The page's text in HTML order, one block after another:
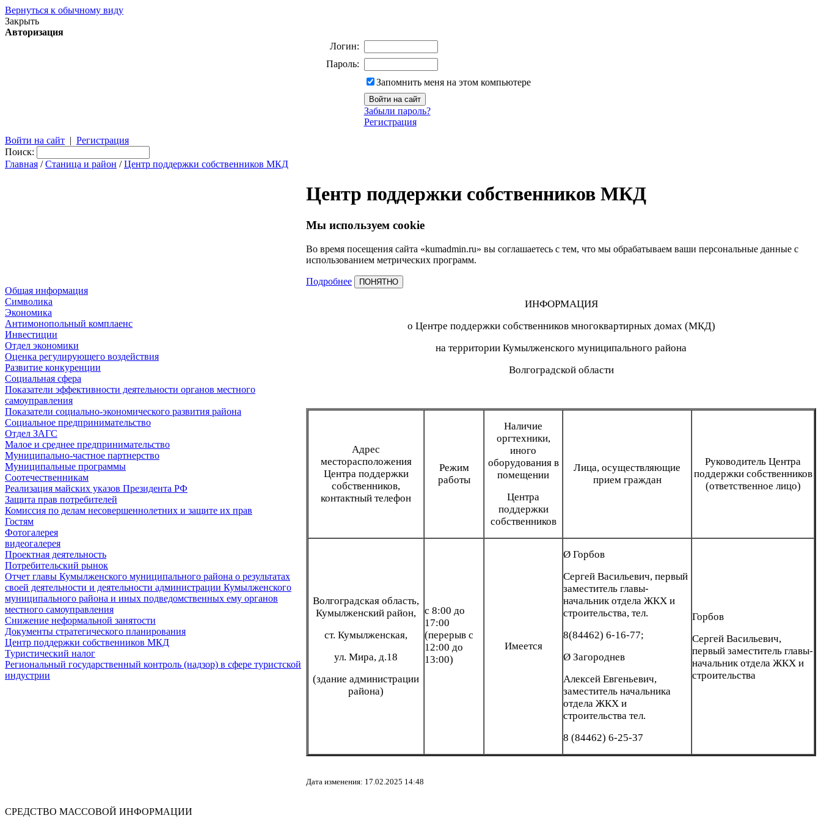
Вернуться к обычному виду
Закрыть
Авторизация
Логин:
Пароль:
Запомнить меня на этом компьютере
Забыли пароль?
Регистрация
Войти на сайт | Регистрация
Поиск:
Главная /Станица и район /Центр поддержки собственников МКД
Общая информация
Символика
Экономика
Антимонопольный комплаенс
Инвестиции
Отдел экономики
Оценка регулирующего воздействия
Развитие конкуренции
Социальная сфера
Показатели эффективности деятельности органов местного
самоуправления
Показатели социально-экономического развития района
Социальное предпринимательство
Отдел ЗАГС
Малое и среднее предпринимательство
Муниципально-частное партнерство
Муниципальные программы
Соотечественникам
Реализация майских указов Президента РФ
Защита прав потребителей
Комиссия по делам несовершеннолетних и защите их прав
Гостям
Фотогалерея
видеогалерея
Проектная деятельность
Потребительский рынок
Отчет главы Кумылженского муниципального района о результатах
своей деятельности и деятельности администрации Кумылженского
муниципального района и иных подведомственных ему органов
местного самоуправления
Снижение неформальной занятости
Документы стратегического планирования
Центр поддержки собственников МКД
Туристический налог
Региональный государственный контроль (надзор) в сфере туристской
индустрии
Центр поддержки собственников МКД
Мы используем cookie
Во время посещения сайта «kumadmin.ru» вы соглашаетесь с тем, что мы обрабатываем ваши персональные данные с
использованием метрических программ.
Подробнее ПОНЯТНО
ИНФОРМАЦИЯ
о Центре поддержки собственников многоквартирных домах (МКД)
на территории Кумылженского муниципального района
Волгоградской области
Адрес
месторасположения
Центра поддержки
собственников,
контактный телефон
Режим
работы
Наличие
оргтехники,
иного
оборудования в
помещении
Центра
поддержки
собственников
Лица, осуществляющие
прием граждан
Руководитель Центра
поддержки собственников
(ответственное лицо)
Волгоградская область,
Кумылженский район,
ст. Кумылженская,
ул. Мира, д.18
(здание администрации
района)
с 8:00 до
17:00
(перерыв с
12:00 до
13:00)
Имеется
Ø Горбов
Сергей Васильевич, первый
заместитель главы-
начальник отдела ЖКХ и
строительства, тел.
8(84462) 6-16-77;
Ø Загороднев
Алексей Евгеньевич,
заместитель начальника
отдела ЖКХ и
строительства тел.
8 (84462) 6-25-37
Горбов
Сергей Васильевич,
первый заместитель главы-
начальник отдела ЖКХ и
строительства
Дата изменения: 17.02.2025 14:48
СРЕДСТВО МАССОВОЙ ИНФОРМАЦИИ